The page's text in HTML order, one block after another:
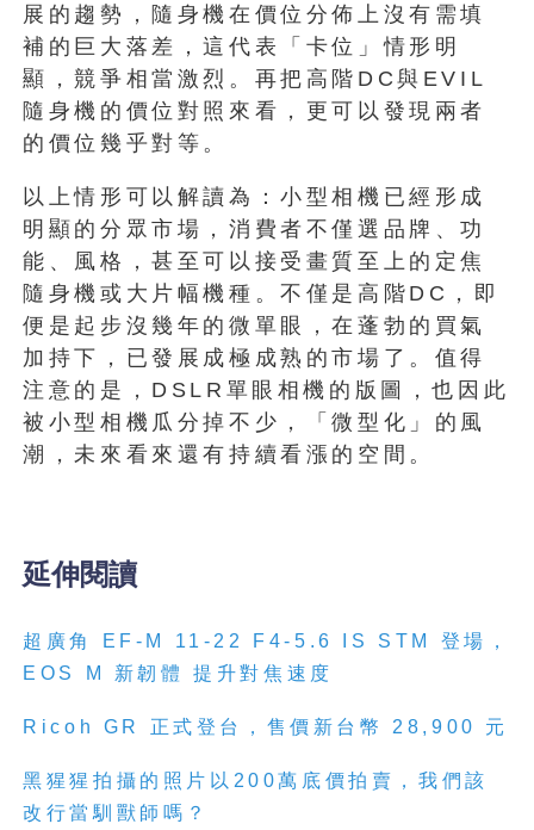
展的趨勢，隨身機在價位分佈上沒有需填
補的巨大落差，這代表「卡位」情形明
顯，競爭相當激烈。再把高階DC與EVIL
隨身機的價位對照來看，更可以發現兩者
的價位幾乎對等。
以上情形可以解讀為：小型相機已經形成
明顯的分眾市場，消費者不僅選品牌、功
能、風格，甚至可以接受畫質至上的定焦
隨身機或大片幅機種。不僅是高階DC，即
便是起步沒幾年的微單眼，在蓬勃的買氣
加持下，已發展成極成熟的市場了。值得
注意的是，DSLR單眼相機的版圖，也因此
被小型相機瓜分掉不少，「微型化」的風
潮，未來看來還有持續看漲的空間。
延伸閱讀
超廣角 EF-M 11-22 F4-5.6 IS STM 登場，
EOS M 新韌體 提升對焦速度
Ricoh GR 正式登台，售價新台幣 28,900 元
黑猩猩拍攝的照片以200萬底價拍賣，我們該
改行當馴獸師嗎？